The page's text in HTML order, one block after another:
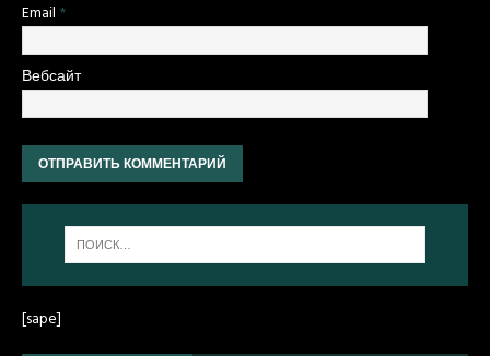
Email *
Вебсайт
[sape]